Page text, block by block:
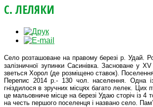
С. ЛЕЛЯКИ
Село розташоване на правому березі р. Удай.
залізничної зупинки Сасинівка. Засноване у
зветься Хорол (де розміщено ставок).
Перепис 2014 р.- 130 чол. населення. Одна
гніздилося в зручних місцях багато лелек. Цих
це мальовниче місце на березі Удаю сторіч із
на честь першого поселенця і названо село.